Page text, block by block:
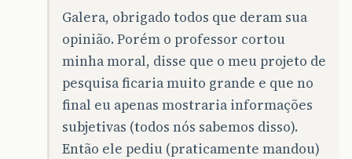
Galera, obrigado todos que deram sua
opinião. Porém o professor cortou
minha moral, disse que o meu projeto de
pesquisa ficaria muito grande e que no
final eu apenas mostraria informações
subjetivas (todos nós sabemos disso).
Então ele pediu (praticamente mandou)